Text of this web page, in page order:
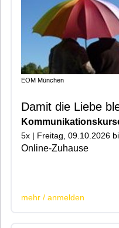
EOM München
Damit die Liebe
5x | Freitag, 09.10.2026
Online-Zuhause
mehr / anmelden